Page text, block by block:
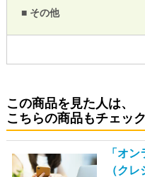
■ その他
この商品を見た人は、
こちらの商品もチェッ
「オ
（ク